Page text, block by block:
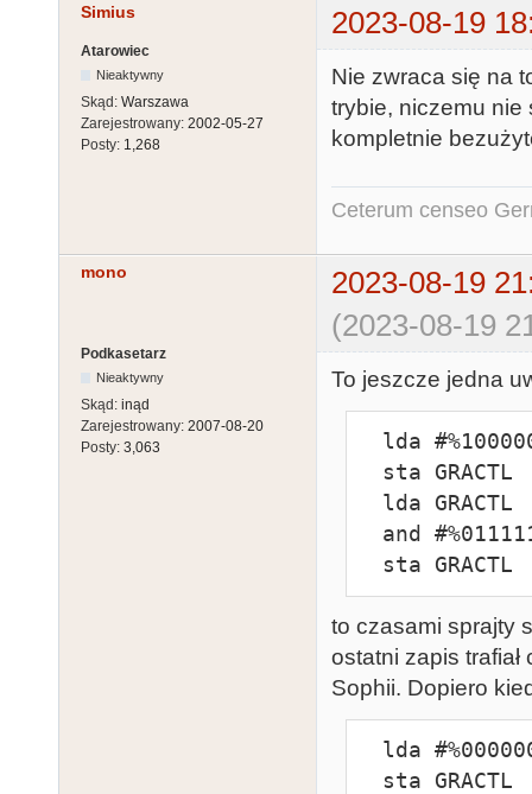
Simius 2023-08-19
Atarowiec
Nieaktywny
Skąd: Warszawa
Zarejestrowany: 2002-05-27
Posty: 1,268
Nie zwraca się na
trybie, niczemu nie
kompletnie
Ceterum censeo
mono
2023-08-19
(2023-08-19
Podkasetarz
Nieaktywny
Skąd: inąd
Zarejestrowany: 2007-08-20
Posty: 3,063
To jeszcze jedna
  sta GRACTL
to czasami sprajty
ostatni zapis
Sophii. Dopiero
  sta GRACTL